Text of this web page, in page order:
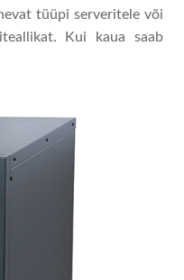
tüüpi serveritele või
Kui kaua saab